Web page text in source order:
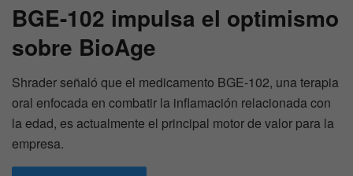
BGE-102 impulsa el optimismo
sobre BioAge
Shrader señaló que el medicamento BGE-102, una terapia
oral enfocada en combatir la inflamación relacionada con
la edad, es actualmente el principal motor de valor para la
empresa.